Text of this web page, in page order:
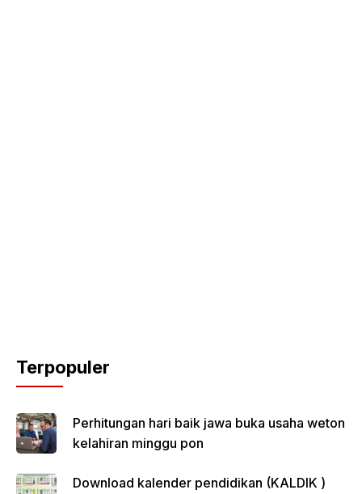
Terpopuler
Perhitungan hari baik jawa buka usaha weton
kelahiran minggu pon
Download kalender pendidikan (KALDIK )